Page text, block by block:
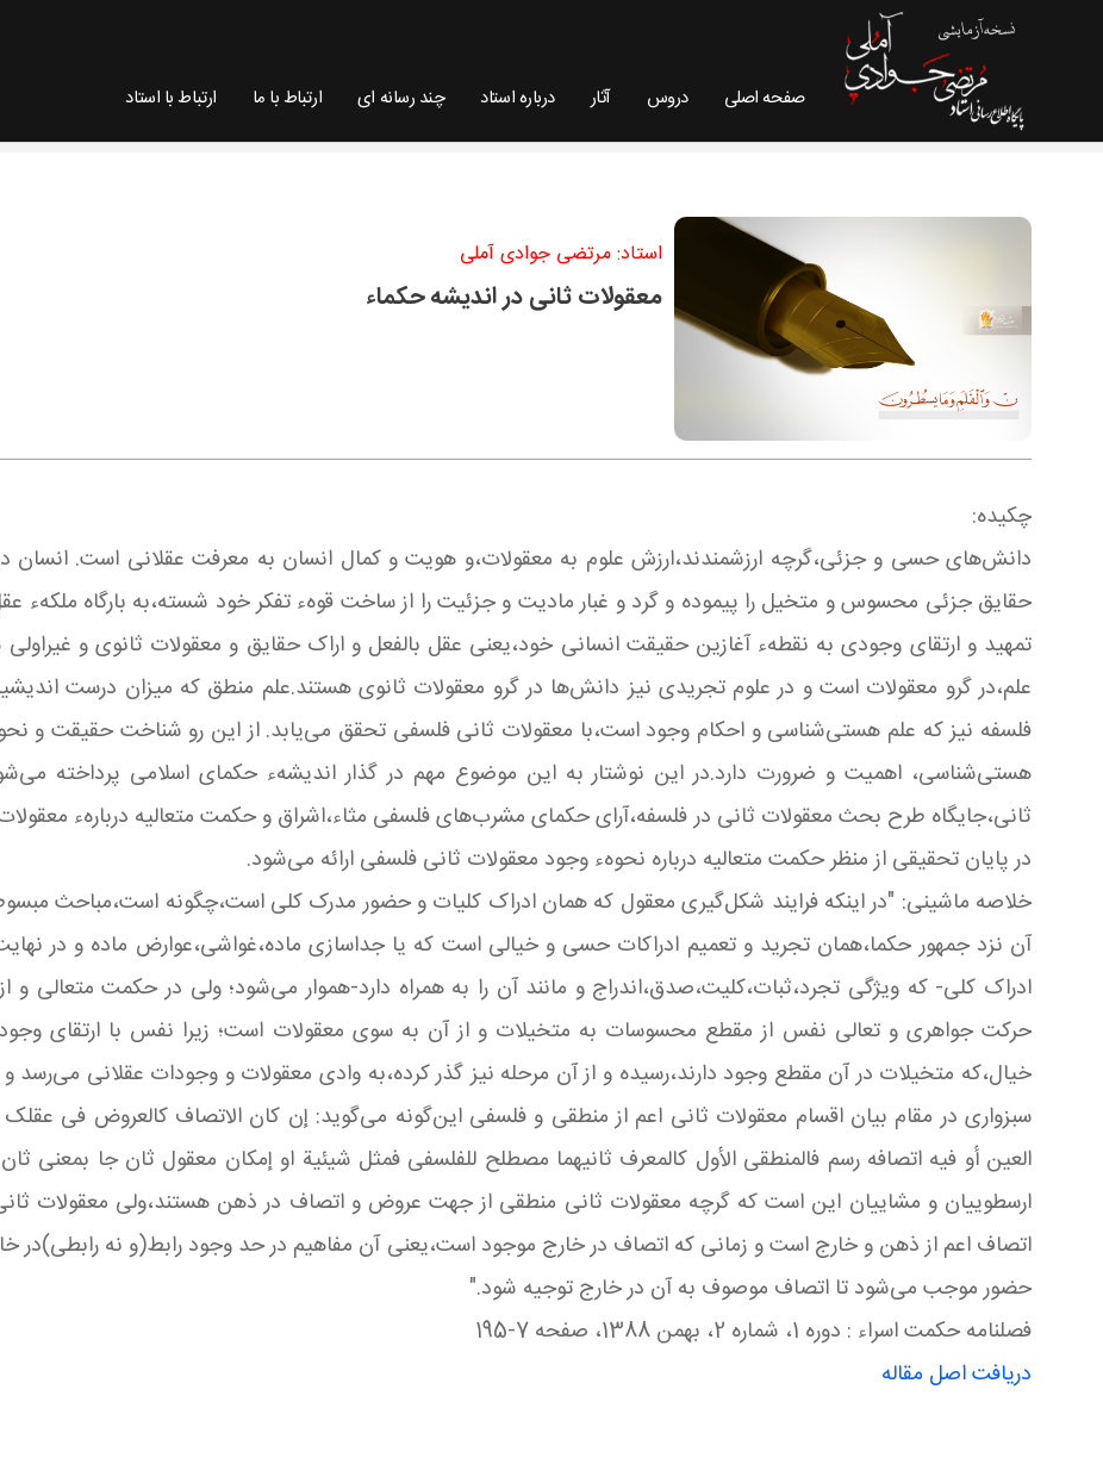
صفحه اصلی دروس آثار درباره استاد چند رسانه ای ارتباط با ما ارتباط با استاد
استاد: مرتضی جوادی آملی
معقولات ثانی در اندیشه حکماء
چکیده:
دانش‌های حسی و جزئی،گرچه ارزشمندند،ارزش علوم به معقولات،و هویت و کمال انسان به معرفت‌ عقلانی است. انسان
حقایق جزئی محسوس و متخیل را پیموده و گرد و غبار مادیت و جزئیت را از ساخت قوهء تفکر خود شسته،به بارگاه ملکهء
تمهید و ارتقای وجودی به نقطهء آغازین حقیقت انسانی خود،یعنی‌ عقل بالفعل و اراک حقایق و معقولات ثانوی و
علم،در گرو معقولات است و در علوم تجریدی نیز دانش‌ها در گرو معقولات ثانوی هستند.علم منطق که میزان درست
فلسفه نیز که علم هستی‌شناسی و احکام وجود است،با معقولات ثانی فلسفی تحقق می‌یابد. از این رو شناخت حقیقت و
هستی‌شناسی، اهمیت و ضرورت دارد.در این نوشتار به این موضوع مهم در گذار اندیشهء حکمای اسلامی پرداخته
ثانی،جایگاه طرح بحث معقولات ثانی در فلسفه،آرای‌ حکمای مشرب‌های فلسفی مثاء،اشراق و حکمت متعالیه دربارهء
در پایان تحقیقی از منظر حکمت متعالیه درباره نحوهء وجود معقولات‌ ثانی فلسفی ارائه می‌شود.
خلاصه ماشینی: "در اینکه فرایند شکل‌گیری معقول که همان ادراک کلیات و حضور مدرک کلی است،چگونه‌ است،مباحث
آن نزد جمهور حکما،همان تجرید و تعمیم ادراکات حسی و خیالی است که یا جداسازی ماده،غواشی،عوارض ماده و در
ادراک کلی- که ویژگی تجرد،ثبات،کلیت،صدق،اندراج و مانند آن را به همراه دارد-هموار می‌شود؛ ولی در حکمت متعالی و از
حرکت‌ جواهری و تعالی نفس از مقطع محسوسات به متخیلات و از آن به سوی معقولات است؛ زیرا نفس با ارتقای وجود
سبزواری در مقام بیان اقسام معقولات ثانی اعم از منطقی و فلسفی این‌گونه‌ می‌گوید: إن کان الاتصاف کالعروض فی‌ عقلک
ارسطوییان و مشاییان این است که گرچه معقولات ثانی منطقی از جهت عروض و اتصاف در ذهن هستند،ولی معقولات
اتصاف اعم از ذهن و خارج است و زمانی که اتصاف در خارج‌ موجود است،یعنی آن مفاهیم در حد وجود رابط(و نه رابطی)در
حضور موجب می‌شود تا اتصاف موصوف به آن در خارج توجیه شود."
فصلنامه ​​​​​​​ حکمت اسراء : دوره 1، شماره 2، بهمن 1388، صفحه 7-195
دریافت اصل مقاله